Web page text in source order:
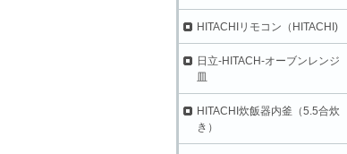
HITACHIリモコン（HITACHI)
日立-HITACH-オーブンレンジ
皿
HITACHI炊飯器内釜（5.5合炊
き）